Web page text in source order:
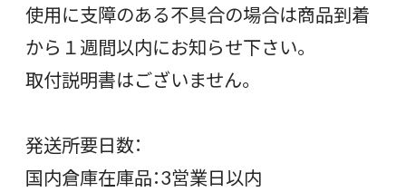
使用に支障のある不具合の場合は商品到着
から１週間以内にお知らせ下さい。
取付説明書はございません。
発送所要日数：
国内倉庫在庫品：3営業日以内